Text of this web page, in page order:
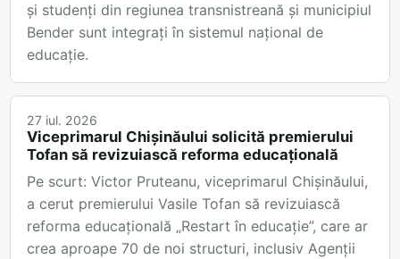
și studenți din regiunea transnistreană și municipiul
Bender sunt integrați în sistemul național de
educație.
27 iul. 2026
Viceprimarul Chișinăului solicită premierului
Tofan să revizuiască reforma educațională
Pe scurt: Victor Pruteanu, viceprimarul Chișinăului,
a cerut premierului Vasile Tofan să revizuiască
reforma educațională „Restart în educație”, care ar
crea aproape 70 de noi structuri, inclusiv Agenții